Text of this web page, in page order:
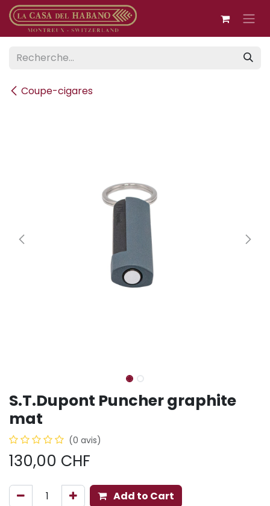
Se rendre au contenu
Coupe-cigares
S.T.Dupont Puncher graphite
mat
(0 avis)
130,00 CHF
Add to Cart